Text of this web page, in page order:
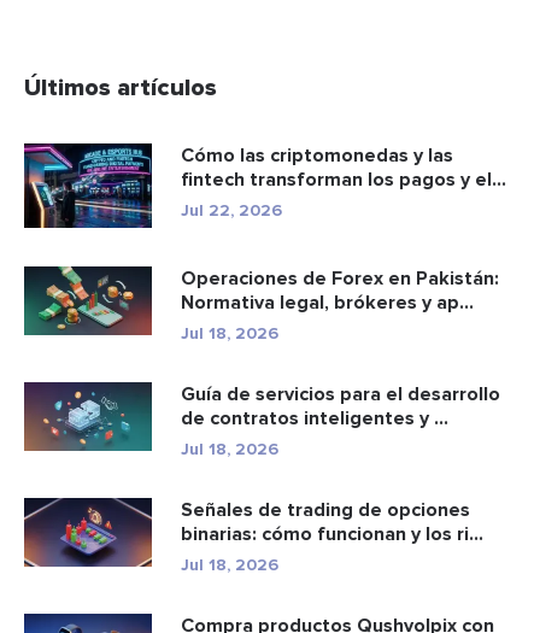
Últimos artículos
Cómo las criptomonedas y las
fintech transforman los pagos y el
e...
Jul 22, 2026
Operaciones de Forex en Pakistán:
Normativa legal, brókeres y ap...
Jul 18, 2026
Guía de servicios para el desarrollo
de contratos inteligentes y ...
Jul 18, 2026
Señales de trading de opciones
binarias: cómo funcionan y los ri...
Jul 18, 2026
Compra productos Qushvolpix con